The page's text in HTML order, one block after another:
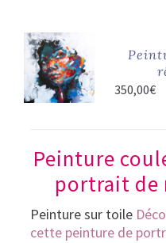
350,00€
Peinture
portrait de
Peinture sur toile
cette peinture de